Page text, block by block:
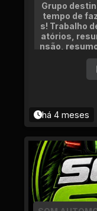
Grupo
tempo de
s! Trabalho
atórios,
nsão,
egues em
há 4 meses